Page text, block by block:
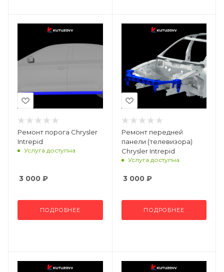
Ремонт порога Chrysler
Intrepid
Услуга доступна
3 000 ₽
ПОДРОБНЕЕ
Ремонт передней
панели (телевизора)
Chrysler Intrepid
Услуга доступна
3 000₽
ПОДРОБНЕЕ